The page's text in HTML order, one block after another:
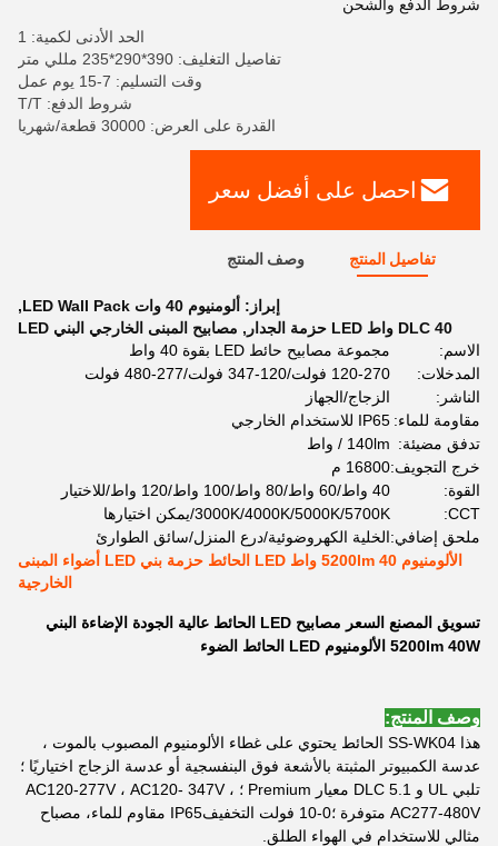
شروط الدفع والشحن
الحد الأدنى لكمية: 1
تفاصيل التغليف: 390*290*235 مللي متر
وقت التسليم: 7-15 يوم عمل
شروط الدفع: T/T
القدرة على العرض: 30000 قطعة/شهريا
احصل على أفضل سعر
تفاصيل المنتج وصف المنتج
إبراز: ألومنيوم 40 وات LED Wall Pack
,
DLC 40 واط LED حزمة الجدار
, مصابيح المبنى الخارجي البني LED
الاسم:
مجموعة مصابيح حائط LED بقوة 40 واط
المدخلات:
120-270 فولت/120-347 فولت/277-480 فولت
الناشر:
الزجاج/الجهاز
مقاومة للماء: IP65 للاستخدام الخارجي
تدفق مضيئة: 140lm / واط
خرج التجويف:16800 م
القوة:
40 واط/60 واط/80 واط/100 واط/120 واط/للاختيار
CCT:
3000K/4000K/5000K/5700K/يمكن اختيارها
ملحق إضافي:الخلية الكهروضوئية/درع المنزل/سائق الطوارئ
الألومنيوم 5200lm 40 واط LED الحائط حزمة بني LED أضواء المبنى
الخارجية
تسويق المصنع السعر مصابيح LED الحائط عالية الجودة الإضاءة البني
5200lm 40W الألومنيوم LED الحائط الضوء
وصف المنتج:
هذا SS-WK04 الحائط يحتوي على غطاء الألومنيوم المصبوب بالموت ،
عدسة الكمبيوتر المثبتة بالأشعة فوق البنفسجية أو عدسة الزجاج اختياريًا ؛
تلبي UL و DLC 5.1 معيار Premium ؛ AC120-277V ، AC120- 347V ،
AC277-480V متوفرة ؛0-10 فولت التخفيفIP65 مقاوم للماء، مصباح
مثالي للاستخدام في الهواء الطلق.